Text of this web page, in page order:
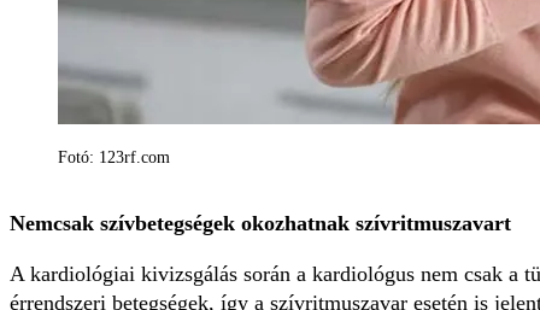
Fotó: 123rf.com
Nemcsak szívbetegségek okozhatnak szívritmuszavart
A kardiológiai kivizsgálás során a kardiológus nem csak a
érrendszeri betegségek, így a szívritmuszavar esetén is